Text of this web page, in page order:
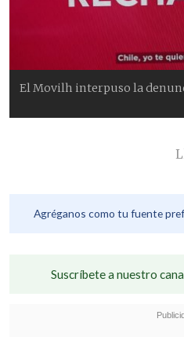
El Movilh interpuso la
Agréganos como tu fuente
Suscríbete a nuestro